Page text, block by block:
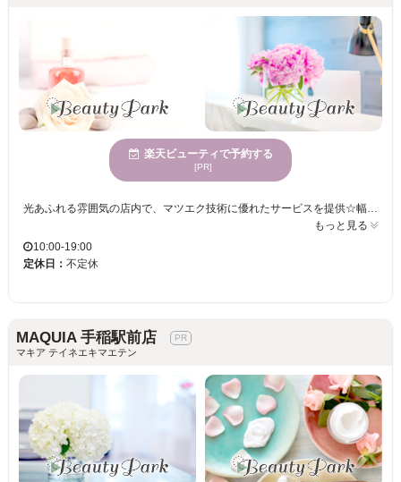
楽天ビューティで予約する
[PR]
光あふれる雰囲気の店内で、マツエク技術に優れたサービスを提供☆幅広い世代のお客様に愛されるサロン！くつろぎながら、理想のまつげを手に入れる時間を体験してください◎ MAQUIA 函館店は、目元の美しさを叶えたいあなたにぴったりのまつげサロンです。サロン内は広々とした空間が広がり、自然光が差し込む明るい雰囲気が特徴です。お客様一人ひとりに合わせたカウンセリングを行い、理想の仕上がりを提供します。豊富な経験を持つスタッフが、あなたの目元を引き立てます。多様な年齢のお客様から愛される当店なら、どなたでも安心してご利用いただけます。MAQUIA 函館店で理想の自分を見つけてみませんか？心地よさを感じていただける空間で、新しい自分を手に入れるお手伝いをいたします。ぜひ足を運んでください。
もっと見る
10:00-19:00
定休日： 不定休
MAQUIA 手稲駅前店
マキア テイネエキマエテン